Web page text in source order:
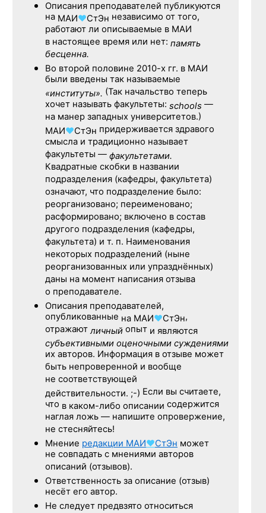
Описания преподавателей публикуются
на МАИ♥СтЭн независимо от того,
работают ли описываемые в МАИ
в настоящее время или нет: память
бесценна.
Во второй половине 2010-х гг. в МАИ
были введены так называемые
«институты». (Так начальство теперь
хочет называть факультеты: schools —
на манер западных университетов.)
МАИ♥СтЭн придерживается здравого
смысла и традиционно называет
факультеты — факультетами.
Квадратные скобки в названии
подразделения (кафедры, факультета)
означают, что подразделение было:
реорганизовано; переименовано;
расформировано; включено в состав
другого подразделения (кафедры,
факультета) и т. п. Наименования
некоторых подразделений (ныне
реорганизованных или упразднённых)
даны на момент написания отзыва
о преподавателе.
Описания преподавателей,
опубликованные на МАИ♥СтЭн,
отражаютличный опыт и являются
субъективными оценочными суждениями
их авторов. Информация в отзыве может
быть непроверенной и вообще
не соответствующей
действительности. ;-) Если вы считаете,
что в каком-либо описании содержится
наглая ложь — напишите опровержение,
не стесняйтесь!
Мнение редакции МАИ♥СтЭн может
не совпадать с мнениями авторов
описаний (отзывов).
Ответственность за описание (отзыв)
несёт его автор.
Не следует предвзято относиться